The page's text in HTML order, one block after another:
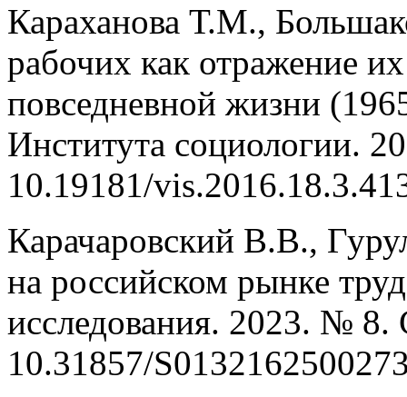
Караханова Т.М.,
рабочих как отражение
повседневной жизни
Института социологии.
10.19181/
Карачаровский В.В.,
на российском рынке
исследования. 2023. №
10.31857/